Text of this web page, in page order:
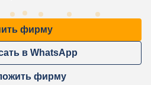
Купить фирму
в WhatsApp
фирму